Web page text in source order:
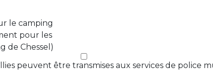
le camping
pour les
de Chessel)
peuvent être transmises aux services de police